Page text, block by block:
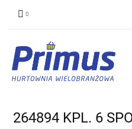
264894 KPL. 6